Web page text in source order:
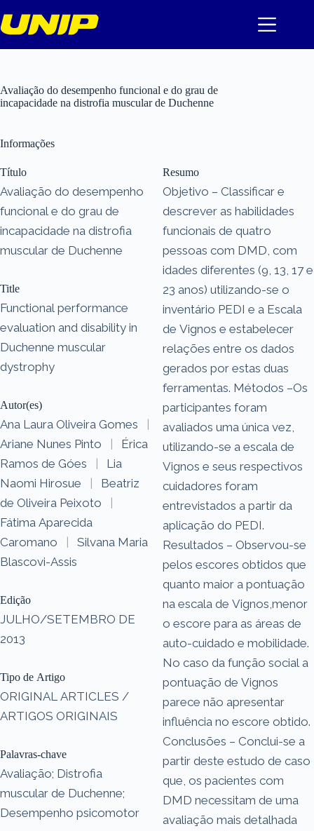
para
o
Avaliação do desempenho funcional e do grau de
incapacidade na distrofia muscular de Duchenne
Informações
Título
Avaliação do desempenho
funcional e do grau de
incapacidade na distrofia
muscular de Duchenne
Title
Functional performance
evaluation and disability in
Duchenne muscular
dystrophy
Autor(es)
Ana Laura Oliveira Gomes
|
Ariane Nunes Pinto
|
Érica
Ramos de Góes
|
Lia
Naomi Hirosue
|
Beatriz
de Oliveira Peixoto
|
Fátima Aparecida
Caromano
|
Silvana Maria
Blascovi-Assis
Edição
JULHO/SETEMBRO DE
2013
Tipo de Artigo
ORIGINAL ARTICLES /
ARTIGOS ORIGINAIS
Palavras-chave
Avaliação; Distrofia
muscular de Duchenne;
Desempenho psicomotor
Resumo
Objetivo – Classificar e
descrever as habilidades
funcionais de quatro
pessoas com DMD, com
idades diferentes (9, 13, 17 e
23 anos) utilizando-se o
inventário PEDI e a Escala
de Vignos e estabelecer
relações entre os dados
gerados por estas duas
ferramentas. Métodos –Os
participantes foram
avaliados uma única vez,
utilizando-se a escala de
Vignos e seus respectivos
cuidadores foram
entrevistados a partir da
aplicação do PEDI.
Resultados – Observou-se
pelos escores obtidos que
quanto maior a pontuação
na escala de Vignos,menor
o escore para as áreas de
auto-cuidado e mobilidade.
No caso da função social a
pontuação de Vignos
parece não apresentar
influência no escore obtido.
Conclusões – Conclui-se a
partir deste estudo de caso
que, os pacientes com
DMD necessitam de uma
avaliação mais detalhada